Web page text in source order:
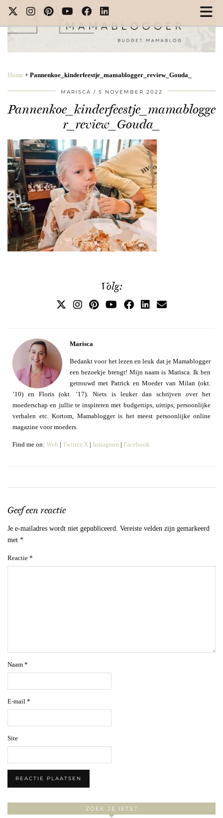
Home + Pannenkoe_kinderfeestje_mamablogger_review_Gouda_
MARISCA 5 NOVEMBER 2022
Pannenkoe_kinderfeestje_mamablogge
r_review_Gouda_
Volg:
Marisca
Bedankt voor het lezen en leuk dat je Mamablogger
een bezoekje brengt! Mijn naam is Marisca. Ik ben
getrouwd met Patrick en Moeder van Milan (okt.
’10) en Floris (okt. ’17). Niets is leuker dan schrijven over het
moederschap en jullie te inspireren met budgettips, uittips, persoonlijke
verhalen etc. Kortom, Mamablogger is het meest persoonlijke online
magazine voor moeders.
Find me on: Web | Twitter/X | Instagram | Facebook
Geef een reactie
Je e-mailadres wordt niet gepubliceerd. Vereiste velden zijn gemarkeerd
met *
Reactie *
Naam *
E-mail *
Site
ZOEK JE IETS?